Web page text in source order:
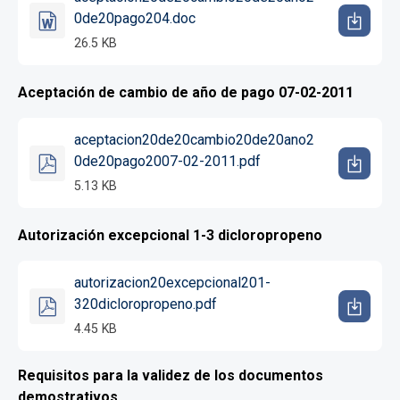
0de20pago204.doc
26.5 KB
Aceptación de cambio de año de pago 07-02-2011
aceptacion20de20cambio20de20ano2
0de20pago2007-02-2011.pdf
5.13 KB
Autorización excepcional 1-3 dicloropropeno
autorizacion20excepcional201-
320dicloropropeno.pdf
4.45 KB
Requisitos para la validez de los documentos